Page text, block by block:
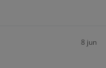
8 jun